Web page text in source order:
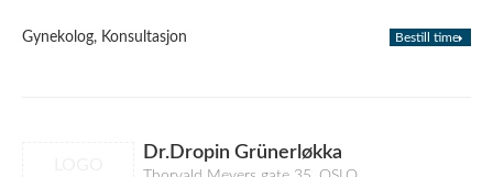
Gynekolog, Konsultasjon Bestill time
Dr.Dropin Grünerløkka